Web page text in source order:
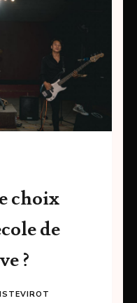
choix
de
?